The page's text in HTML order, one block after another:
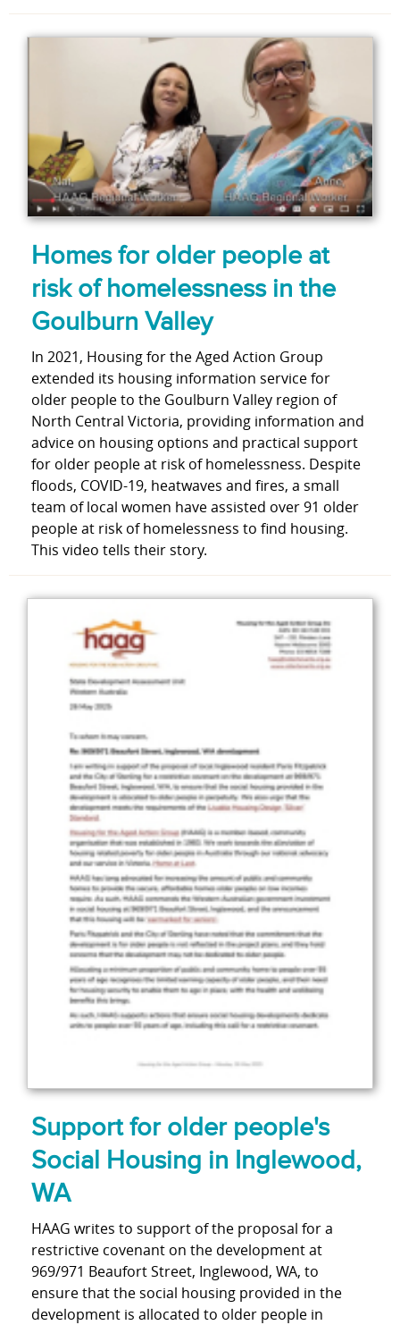
Homes for older people at
risk of homelessness in the
Goulburn Valley
In 2021, Housing for the Aged Action Group
extended its housing information service for
older people to the Goulburn Valley region of
North Central Victoria, providing information and
advice on housing options and practical support
for older people at risk of homelessness. Despite
floods, COVID-19, heatwaves and fires, a small
team of local women have assisted over 91 older
people at risk of homelessness to find housing.
This video tells their story.
Support for older people's
Social Housing in Inglewood,
WA
HAAG writes to support of the proposal for a
restrictive covenant on the development at
969/971 Beaufort Street, Inglewood, WA, to
ensure that the social housing provided in the
development is allocated to older people in